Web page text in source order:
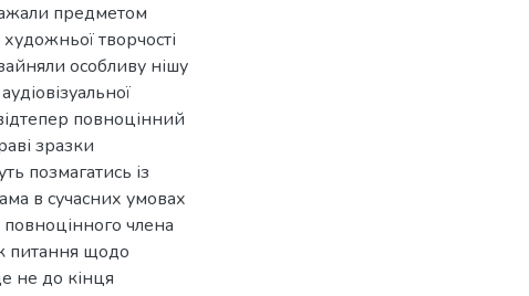
предметом
творчості
особливу нішу
повноцінний
зразки
позмагатись із
в сучасних умовах
члена
питання щодо
не до кінця